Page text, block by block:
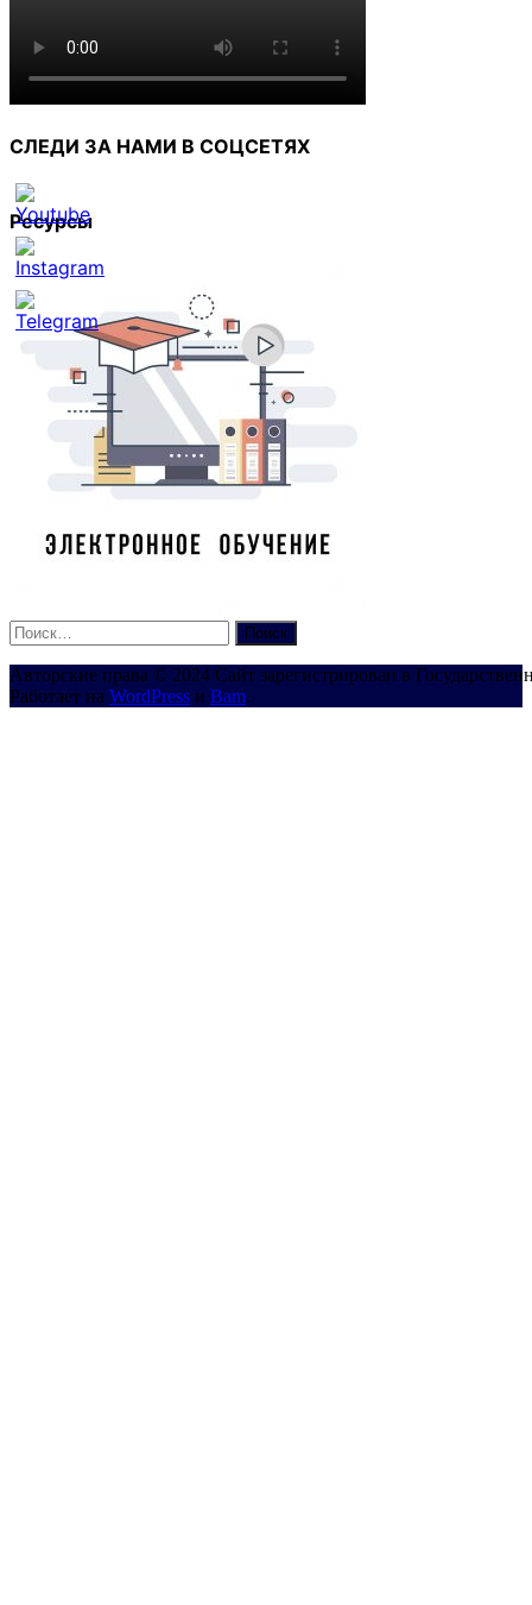
СЛЕДИ ЗА НАМИ В СОЦСЕТЯХ
Set
Youtube
Channel
Ресурсы
Найти:
Авторские права © 2024 Сайт зарегистрирован в
Работает на WordPress и Bam.